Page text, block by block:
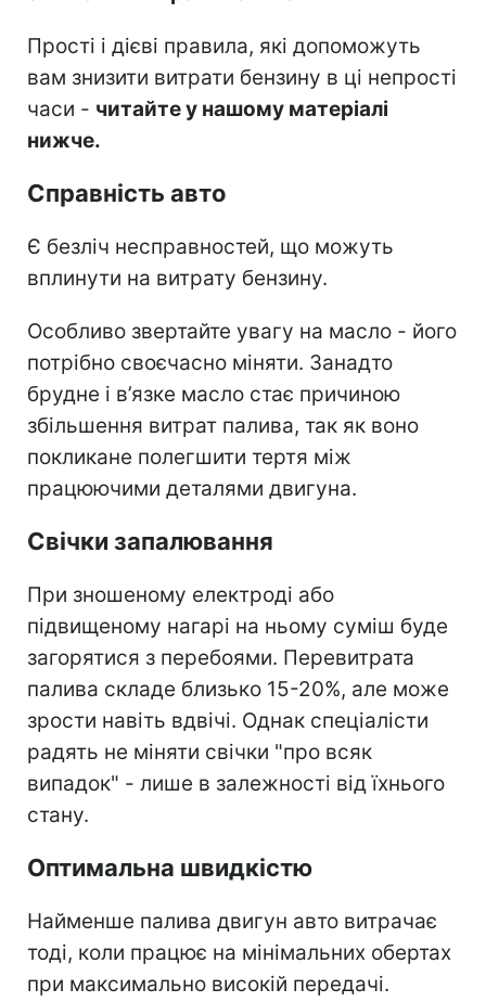
Прості і дієві правила, які допоможуть
вам знизити витрати бензину в ці непрості
часи - читайте у нашому матеріалі
нижче.
Справність авто
Є безліч несправностей, що можуть
вплинути на витрату бензину.
Особливо звертайте увагу на масло - його
потрібно своєчасно міняти. Занадто
брудне і в’язке масло стає причиною
збільшення витрат палива, так як воно
покликане полегшити тертя між
працюючими деталями двигуна.
Свічки запалювання
При зношеному електроді або
підвищеному нагарі на ньому суміш буде
загорятися з перебоями. Перевитрата
палива складе близько 15-20%, але може
зрости навіть вдвічі. Однак спеціалісти
радять не міняти свічки "про всяк
випадок" - лише в залежності від їхнього
стану.
Оптимальна швидкістю
Найменше палива двигун авто витрачає
тоді, коли працює на мінімальних обертах
при максимально високій передачі.